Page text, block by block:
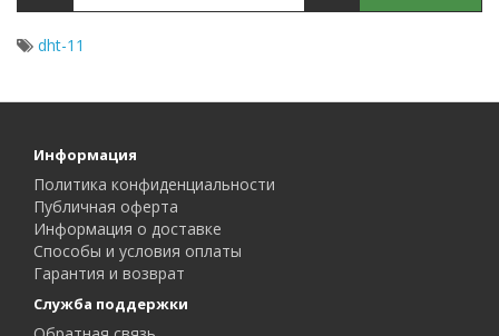
dht-11
Информация
Политика конфиденциальности
Публичная оферта
Информация о доставке
Способы и условия оплаты
Гарантия и возврат
Служба поддержки